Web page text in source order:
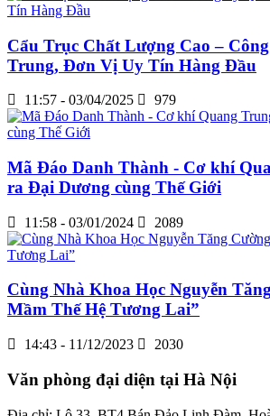
Cẩu Trục Chất Lượng Cao –
Trung, Đơn Vị Uy Tín Hàng Đầu
11:57 - 03/04/2025 979
Mã Đáo Danh Thành - Cơ khí
ra Đại Dương cùng Thế Giới
11:58 - 03/01/2024 2089
Cùng Nhà Khoa Học Nguyễn
Mầm Thế Hệ Tương Lai”
14:43 - 11/12/2023 2030
Văn phòng đại diện tại Hà Nội